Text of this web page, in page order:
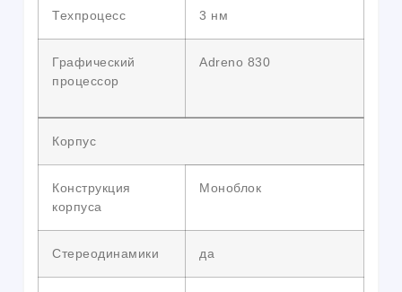
Техпроцесс 3 нм
Графический
процессор
Adreno 830
Корпус
Конструкция
корпуса
Моноблок
Стереодинамики да